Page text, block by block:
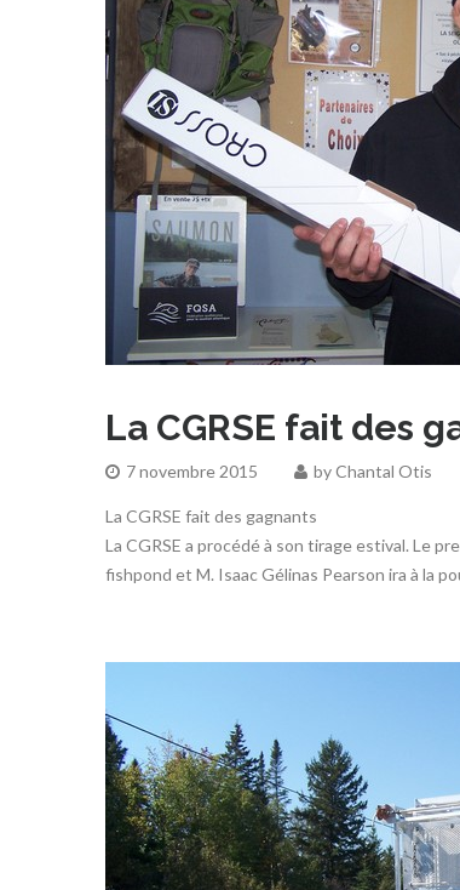
La CGRSE fait des
7 novembre 2015 byChantal Otis
La CGRSE fait des gagnants
La CGRSE a procédé à son tirage estival. Le
fishpond et M. Isaac Gélinas Pearson ira à la